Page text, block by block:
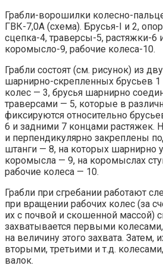
Грабли-ворошилки колесно-
ГВК-7,0А (схема). Брусья-I и 2,
сцепка-4, траверсы-5, растяжки-6
коромысло-9, рабочие колеса-10.
Грабли состоят (см. рисунок) из
шарнирно-скрепленных брусьев
колес — 3, брусья шарнирно
траверсами — 5, которые в
фиксируются относительно
6 и задними 7 концами растяжек.
и перпендикулярно закреплены
штанги — 8, на которых шарнирно
коромысла — 9, на коромыслах
рабочие колеса — 10.
Грабли при сгребании работают
при вращении рабочих колес (за
их с почвой и скошенной массой)
захватывается первыми
на величину этого захвата. Затем,
вторыми, третьими и т.д.
валок.